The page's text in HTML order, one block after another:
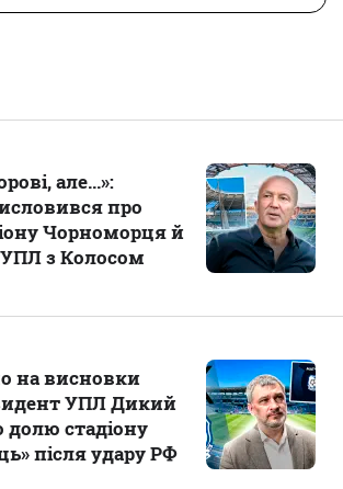
але...»:
про
Чорноморця й
з Колосом
на висновки
УПЛ Дикий
долю стадіону
після удару РФ